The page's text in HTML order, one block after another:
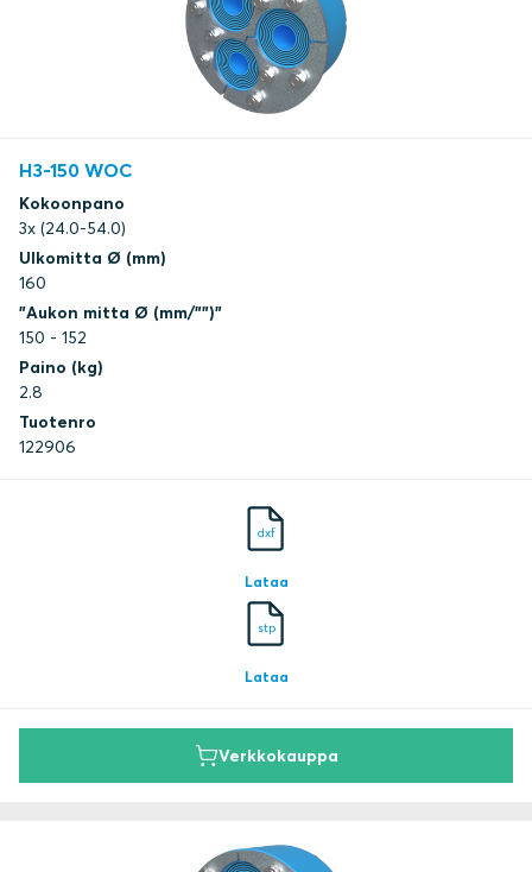
H3-150 WOC
Kokoonpano
3x (24.0-54.0)
Ulkomitta Ø (mm)
160
"Aukon mitta Ø (mm/"")"
150 - 152
Paino (kg)
2.8
Tuotenro
122906
dxf
Lataa
stp
Lataa
Verkkokauppa